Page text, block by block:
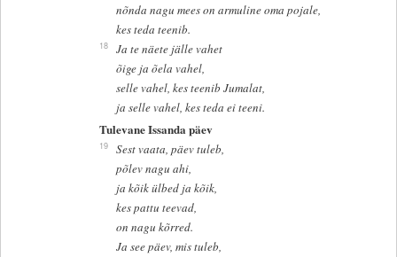
nõnda nagu mees on armuline oma pojale,
kes teda teenib.
18
Ja te näete jälle vahet
õige ja õela vahel,
selle vahel, kes teenib Jumalat,
ja selle vahel, kes teda ei teeni.
Tulevane Issanda päev
19
Sest vaata, päev tuleb,
põlev nagu ahi,
ja kõik ülbed ja kõik,
kes pattu teevad,
on nagu kõrred.
Ja see päev, mis tuleb,